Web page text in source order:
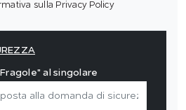
sulla Privacy Policy
al singolare